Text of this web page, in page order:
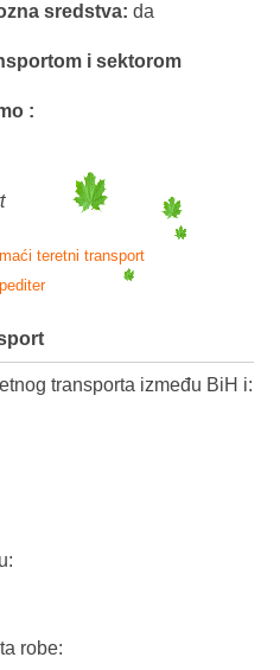
sredstva:da
i sektorom
:
teretni transport
transporta između BiH i:
robe: